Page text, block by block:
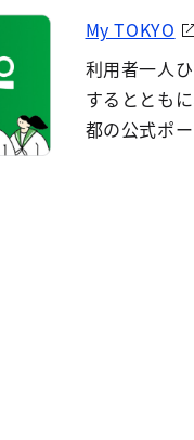
My TOKYO
利用者一人
するととも
都の公式ポ